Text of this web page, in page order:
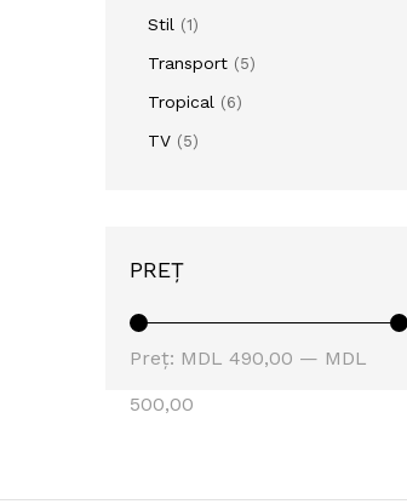
Stil (1)
Transport (5)
Tropical (6)
TV (5)
PREȚ
Preț: MDL 490,00 — MDL
500,00